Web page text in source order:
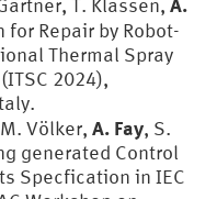
T. Klassen,
Repair by Robot-
Thermal Spray
2024),
Völker, A. Fay, S.
generated Control
Specfication in IEC